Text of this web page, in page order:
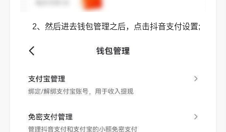
2、然后进去钱包管理之后，点击抖音支付设置;